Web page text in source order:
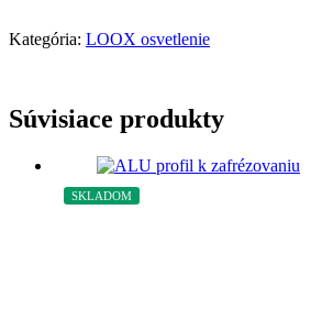
Kategória: LOOX osvetlenie
Súvisiace produkty
SKLADOM